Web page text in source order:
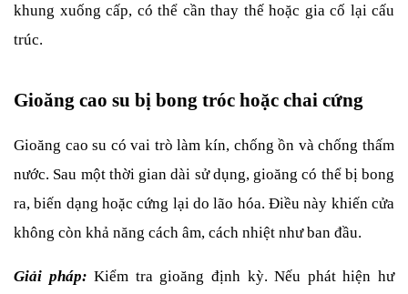
khung xuống cấp, có thể cần thay thế hoặc gia cố lại cấu
trúc.
Gioăng cao su bị bong tróc hoặc chai cứng
Gioăng cao su có vai trò làm kín, chống ồn và chống thấm
nước. Sau một thời gian dài sử dụng, gioăng có thể bị bong
ra, biến dạng hoặc cứng lại do lão hóa. Điều này khiến cửa
không còn khả năng cách âm, cách nhiệt như ban đầu.
Giải pháp: Kiểm tra gioăng định kỳ. Nếu phát hiện hư